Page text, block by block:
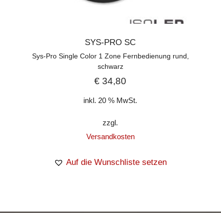
SYS-PRO SC
Sys-Pro Single Color 1 Zone Fernbedienung rund,
schwarz
€ 34,80
inkl. 20 % MwSt.
zzgl.
Versandkosten
Auf die Wunschliste setzen